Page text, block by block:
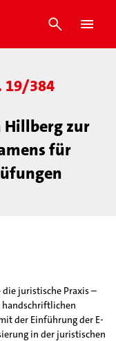
19/384
zur
für
juristische Praxis –
der Einführung der E-
in der juristischen